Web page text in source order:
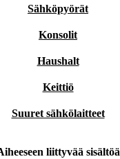
Sähköpyörät
Konsolit
Haushalt
Keittiö
Suuret sähkölaitteet
liittyvää sisältöä